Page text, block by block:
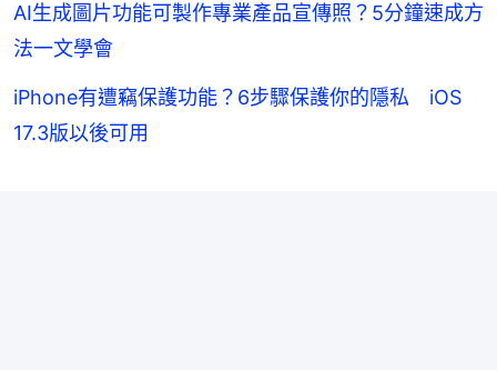
AI生成圖片功能可製作專業產品宣傳照？5分鐘速成方
法一文學會
iPhone有遭竊保護功能？6步驟保護你的隱私 iOS
17.3版以後可用